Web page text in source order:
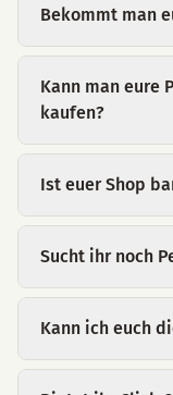
Bekommt man
Kann man eure
kaufen?
Ist euer Shop
Sucht ihr noch
Kann ich euch